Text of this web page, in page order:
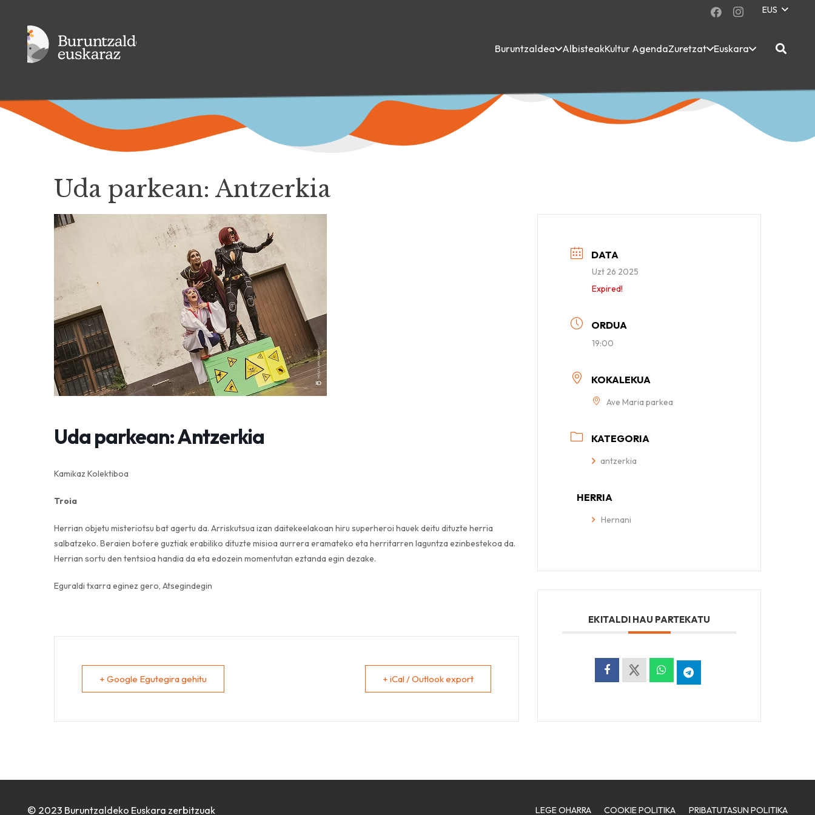
EUS
Buruntzaldea AlbisteakKultur AgendaZuretzat Euskara
Uda parkean: Antzerkia
Uda parkean: Antzerkia
Kamikaz Kolektiboa
Troia
Herrian objetu misteriotsu bat agertu da. Arriskutsua izan daitekeelakoan hiru superheroi hauek deitu dituzte herria
salbatzeko. Beraien botere guztiak erabiliko dituzte misioa aurrera eramateko eta herritarren laguntza ezinbestekoa da.
Herrian sortu den tentsioa handia da eta edozein momentutan eztanda egin dezake.
Eguraldi txarra eginez gero, Atsegindegin
+ Google Egutegira gehitu + iCal / Outlook export
DATA
Uzt 26 2025
Expired!
ORDUA
19:00
KOKALEKUA
Ave Maria parkea
KATEGORIA
antzerkia
HERRIA
Hernani
EKITALDI HAU PARTEKATU
© 2023 Buruntzaldeko Euskara zerbitzuak LEGE OHARRA COOKIE POLITIKA PRIBATUTASUN POLITIKA